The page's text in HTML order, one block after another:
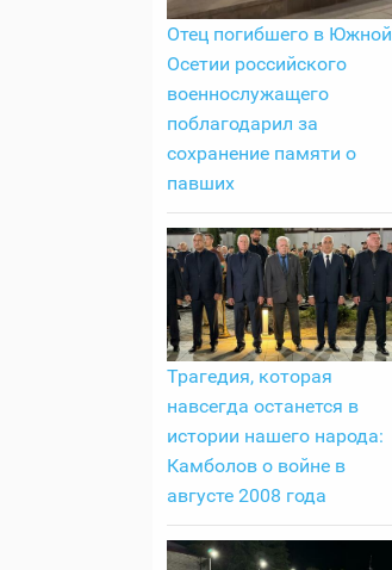
Отец погибшего в Южной
Осетии российского
военнослужащего
поблагодарил за
сохранение памяти о
павших
Трагедия, которая
навсегда останется в
истории нашего народа:
Камболов о войне в
августе 2008 года